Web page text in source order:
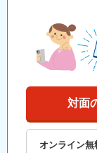
対面
オンライン無